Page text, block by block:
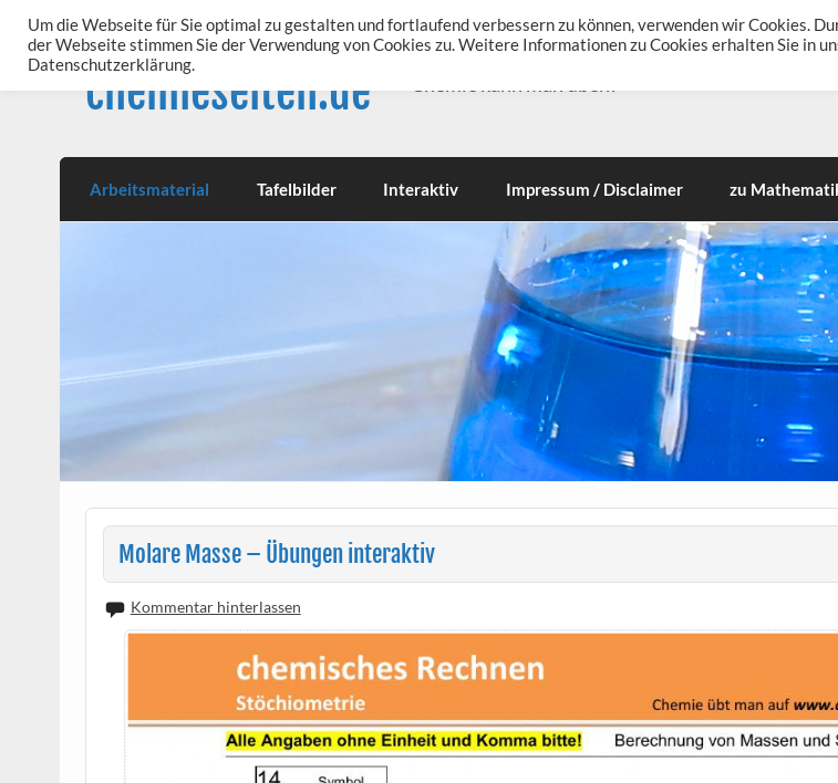
content
chemieseiten.de
Arbeitsmaterial Tafelbilder Interaktiv Impressum / Disclaimer zu
Molare Masse – Übungen interaktiv
Kommentar hinterlassen
Um die Webseite für Sie optimal zu gestalten und fortlaufend verbessern zu können, verwenden wir Cookies.
der Webseite stimmen Sie der Verwendung von Cookies zu. Weitere Informationen zu Cookies erhalten Sie in
Datenschutzerklärung.